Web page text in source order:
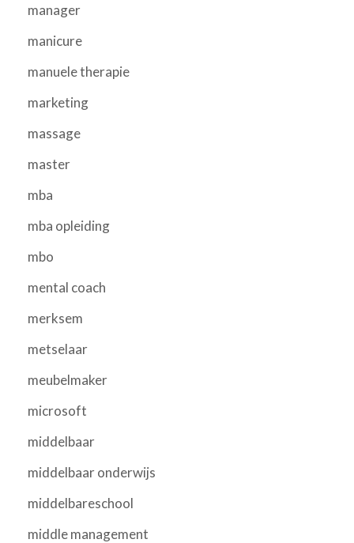
manager
manicure
manuele therapie
marketing
massage
master
mba
mba opleiding
mbo
mental coach
merksem
metselaar
meubelmaker
microsoft
middelbaar
middelbaar onderwijs
middelbareschool
middle management